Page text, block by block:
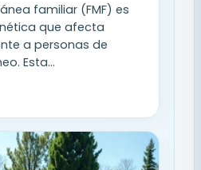
familiar (FMF) es
que afecta
a personas de
Esta...